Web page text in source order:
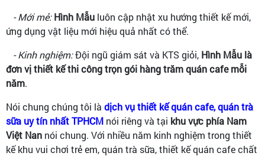
- Mới mẻ:Hình Mẫu luôn cập nhật xu hướng thiết kế mới,
ứng dụng vật liệu mới hiệu quả nhất có thể.
- Kinh nghiệm:Đội ngũ giám sát và KTS giỏi, Hình Mẫu là
đơn vị thiết kế thi công trọn gói hàng trăm quán cafe mỗi
năm.
Nói chung chúng tôi là dịch vụ thiết kế quán cafe, quán trà
sữa uy tín nhất TPHCM nói riêng và tại khu vực phía Nam
Việt Nan nói chung. Với nhiều năm kinh nghiệm trong thiết
kế khu vui chơi trẻ em, quán trà sữa, thiết kế quán cafe chất